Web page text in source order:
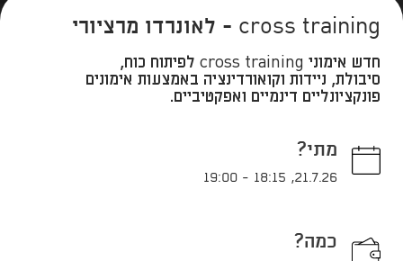
cross training - לאונרדו מרציורי
חדש אימוני cross training לפיתוח כוח,
סיבולת, ניידות וקואורדינציה באמצעות אימונים
פונקציונליים דינמיים ואפקטיביים.
מתי?
21.7.26
,
18:15
-
19:00
כמה?